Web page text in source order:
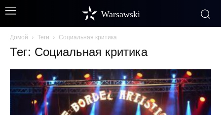
Warsawski
Домой Теги Социальная критика
Тег: Социальная критика